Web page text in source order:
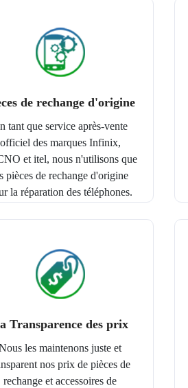
de rechange d'origine
tant que service après-vente
officiel des marques Infinix,
et itel, nous n'utilisons que
pièces de rechange d'origine
la réparation des téléphones.
Transparence des prix
les maintenons juste et
nos prix de pièces de
rechange et accessoires de